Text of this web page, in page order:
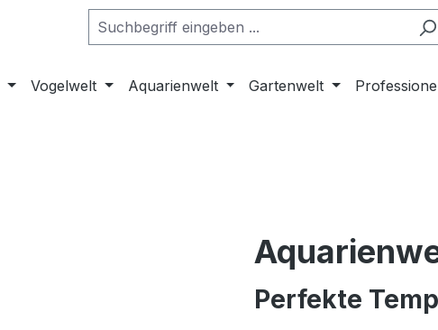
Vogelwelt Aquarienwelt Gartenwelt
Perfekte